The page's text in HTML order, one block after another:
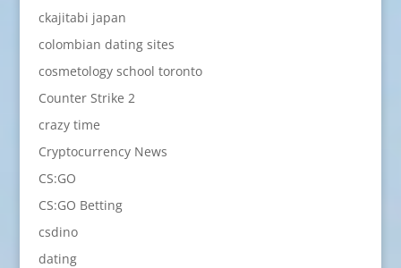
ckajitabi japan
colombian dating sites
cosmetology school toronto
Counter Strike 2
crazy time
Cryptocurrency News
CS:GO
CS:GO Betting
csdino
dating